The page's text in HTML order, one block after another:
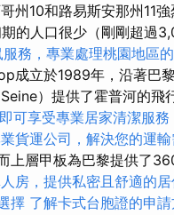
州10和路易斯安那州11
的人口很少（剛剛超過
務，專業處理桃園地區
成立於1989年，沿著巴
Seine）提供了霍普河的飛
可享受專業居家清潔服務
貨運公司，解決您的運
上層甲板為巴黎提供了
房，提供私密且舒適的
擇 了解卡式台胞證的申